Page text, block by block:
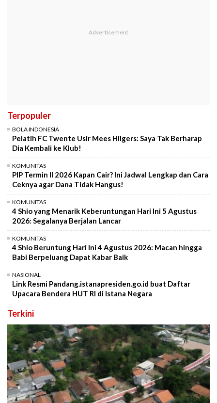
Terpopuler
BOLA INDONESIA
Pelatih FC Twente Usir Mees Hilgers: Saya Tak Berharap
Dia Kembali ke Klub!
KOMUNITAS
PIP Termin II 2026 Kapan Cair? Ini Jadwal Lengkap dan Cara
Ceknya agar Dana Tidak Hangus!
KOMUNITAS
4 Shio yang Menarik Keberuntungan Hari Ini 5 Agustus
2026: Segalanya Berjalan Lancar
KOMUNITAS
4 Shio Beruntung Hari Ini 4 Agustus 2026: Macan hingga
Babi Berpeluang Dapat Kabar Baik
NASIONAL
Link Resmi Pandang.istanapresiden.go.id buat Daftar
Upacara Bendera HUT RI di Istana Negara
Terkini